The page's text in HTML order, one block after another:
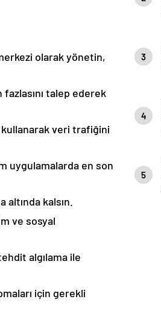
olarak yönetin,
fazlasını talep ederek
kullanarak veri trafiğini
uygulamalarda en son
kalsın.
ve sosyal
algılama ile
için gerekli
3
4
5